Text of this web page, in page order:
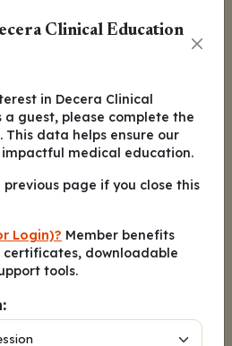
受けた患者の80%以上が5%以
が15%以上の体重減少を
週目で体重の平均減少が
プラセボ群では3%であった
さらです。
ト・カフラグルチドは、GIP
受容体作動作用を組み合わせ
相試験では、2型糖尿病の有
が登録されました。肥満のみ
が12%～16%であったのに
は3%でした。肥満かつ2型糖
Clinical Education
in Decera Clinical
a guest, please complete the
data helps ensure our
medical education.
page if you close this
Login)? Member benefits
downloadable
tools.